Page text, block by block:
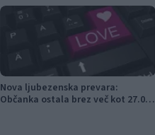
Nova ljubezenska prevara:
Občanka ostala brez več kot 27.000